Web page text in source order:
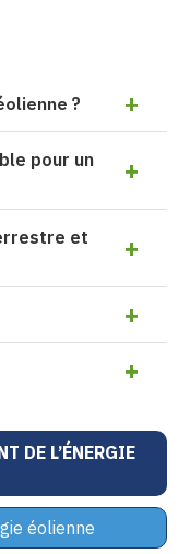
DE L’ÉNERGIE
éolienne
?
pour un
et